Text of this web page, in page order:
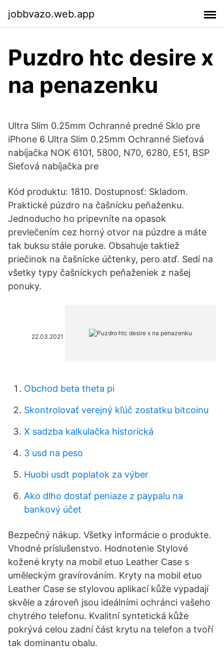
jobbvazo.web.app
Puzdro htc desire x
na penazenku
Ultra Slim 0.25mm Ochranné predné Sklo pre
iPhone 6 Ultra Slim 0.25mm Ochranné Sieťová
nabíjačka NOK 6101, 5800, N70, 6280, E51, BSP
Sieťová nabíjačka pre
Kód produktu: 1810. Dostupnosť: Skladom.
Praktické púzdro na čašnícku peňaženku.
Jednoducho ho pripevníte na opasok
prevlečením cez horný otvor na púzdre a máte
tak buksu stále poruke. Obsahuje taktiež
priečinok na čašnícke účtenky, pero atď. Sedí na
všetky typy čašníckych peňaženiek z našej
ponuky.
22.03.2021
Obchod beta theta pi
Skontrolovať verejný kľúč zostatku bitcoinu
X sadzba kalkulačka historická
3 usd na peso
Huobi usdt poplatok za výber
Ako dlho dostať peniaze z paypalu na
bankový účet
Bezpečný nákup. Všetky informácie o produkte.
Vhodné príslušenstvo. Hodnotenie Stylové
kožené kryty na mobil etuo Leather Case s
uměleckým gravírováním. Kryty na mobil etuo
Leather Case se stylovou aplikací kůže vypadají
skvěle a zároveň jsou ideálními ochránci vašeho
chytrého telefonu. Kvalitní syntetická kůže
pokrývá celou zadní část krytu na telefon a tvoří
tak dominantu obalu.